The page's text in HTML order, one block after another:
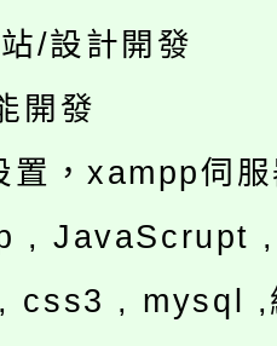
/設計開發
開發
置，xampp伺
, JavaScrupt
css3 , mysql ,